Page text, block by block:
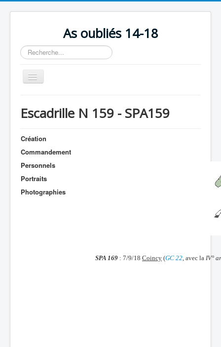
As oubliés 14-18
Rechercher
Basculer
la
Chronologie
Escadrilles
Organisation
Avions
Escadrille N 159 - SPA159
Création
Commandement
Personnels
Portraits
Photographies
SPA 169 : 7/9/18 Coincy (GC 22, avec la IV°